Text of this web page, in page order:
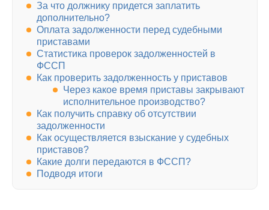
За что должнику придется заплатить
дополнительно?
Оплата задолженности перед судебными
приставами
Статистика проверок задолженностей в
ФССП
Как проверить задолженность у приставов
Через какое время приставы закрывают
исполнительное производство?
Как получить справку об отсутствии
задолженности
Как осуществляется взыскание у судебных
приставов?
Какие долги передаются в ФССП?
Подводя итоги